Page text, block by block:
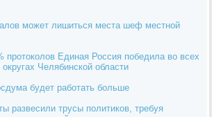
может лишиться места шеф местной
протоколов Единая Россия победила во всех
Челябинской области
будет работать больше
развесили трусы политиков, требуя